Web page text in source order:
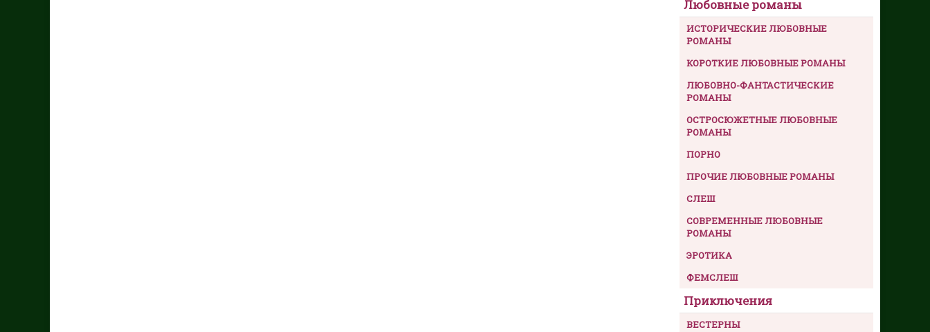
Любовные романы
ИСТОРИЧЕСКИЕ ЛЮБОВНЫЕ
РОМАНЫ
КОРОТКИЕ ЛЮБОВНЫЕ РОМАНЫ
ЛЮБОВНО-ФАНТАСТИЧЕСКИЕ
РОМАНЫ
ОСТРОСЮЖЕТНЫЕ ЛЮБОВНЫЕ
РОМАНЫ
ПОРНО
ПРОЧИЕ ЛЮБОВНЫЕ РОМАНЫ
СЛЕШ
СОВРЕМЕННЫЕ ЛЮБОВНЫЕ
РОМАНЫ
ЭРОТИКА
ФЕМСЛЕШ
Приключения
ВЕСТЕРНЫ